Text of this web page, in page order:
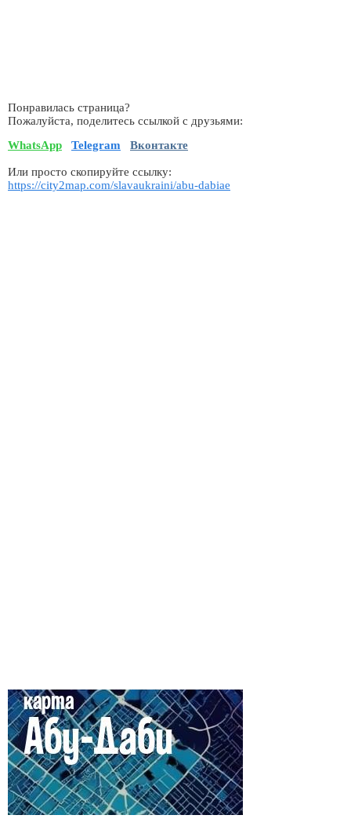
Понравилась страница?
Пожалуйста, поделитесь ссылкой с друзьями:
WhatsApp
Telegram Вконтакте
Или просто скопируйте ссылку:
https://city2map.com/slavaukraini/abu-dabiae